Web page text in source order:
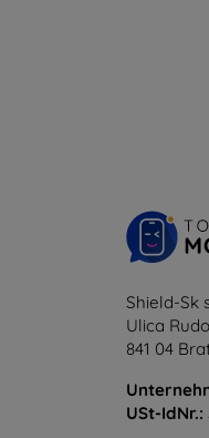
Shield-Sk
Ulica
841 04
USt-IdNr.: